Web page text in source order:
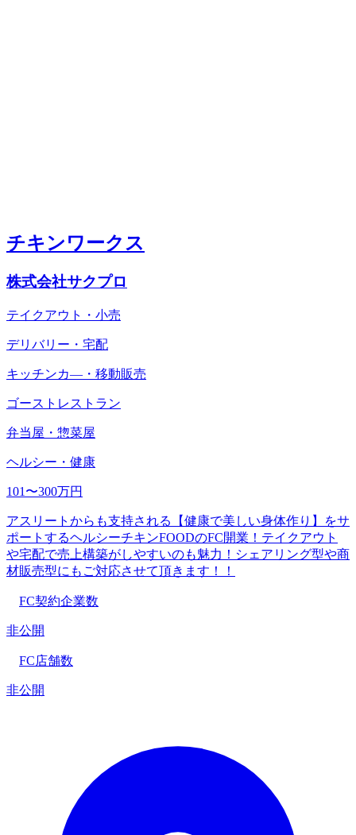
チキンワークス
株式会社サクプロ
テイクアウト・小売
デリバリー・宅配
キッチンカ―・移動販売
ゴーストレストラン
弁当屋・惣菜屋
ヘルシー・健康
101〜300万円
アスリートからも支持される【健康で美しい身体作り】をサ
ポートするヘルシーチキンFOODのFC開業！テイクアウト
や宅配で売上構築がしやすいのも魅力！シェアリング型や商
材販売型にもご対応させて頂きます！！
FC契約企業数
非公開
FC店舗数
非公開